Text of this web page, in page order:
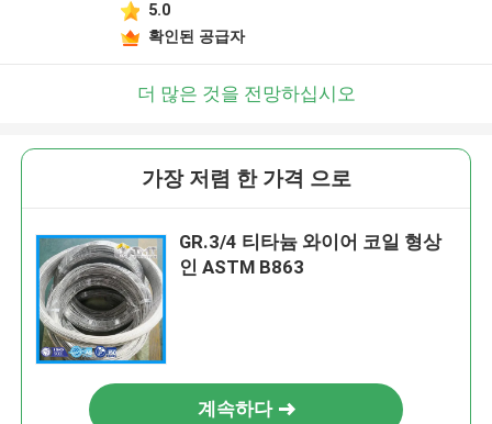
5.0
확인된 공급자
더 많은 것을 전망하십시오
가장 저렴 한 가격 으로
GR.3/4 티타늄 와이어 코일 형상
인 ASTM B863
계속하다